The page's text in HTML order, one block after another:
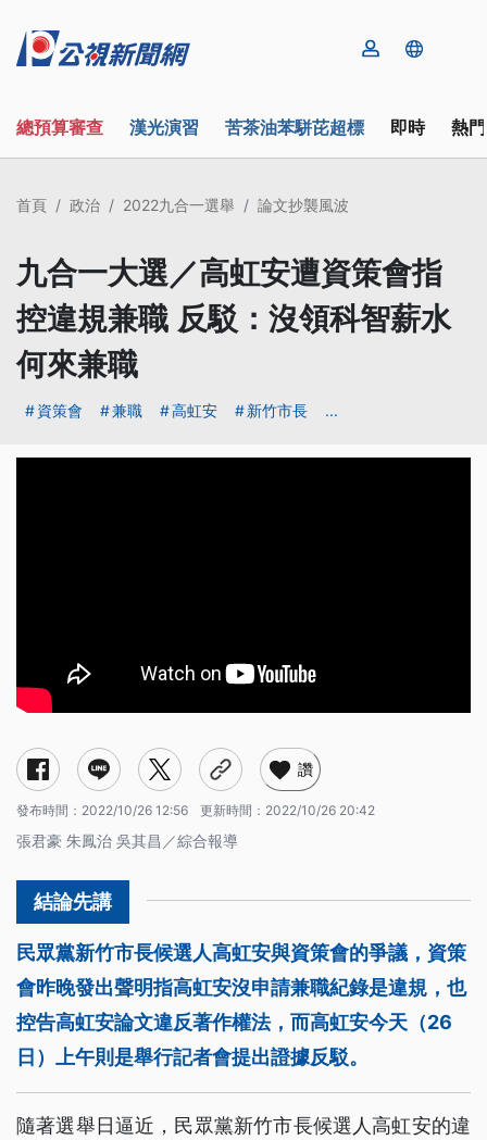
總預算審查 漢光演習 苦茶油苯駢芘超標 即時 熱
首頁 政治 2022九合一選舉 論文抄襲風波
九合一大選／高虹安遭資策會指
控違規兼職 反駁：沒領科智薪水
何來兼職
資策會 兼職 高虹安 新竹市長 ...
讚
發布時間： 2022/10/26 12:56 更新時間： 2022/10/26 20:42
張君豪 朱鳳治 吳其昌／綜合報導
民眾黨新竹市長候選人高虹安與資策會的爭議，資策
會昨晚發出聲明指高虹安沒申請兼職紀錄是違規，也
控告高虹安論文違反著作權法，而高虹安今天（26
日）上午則是舉行記者會提出證據反駁。
隨著選舉日逼近，民眾黨新竹市長候選人高虹安的違